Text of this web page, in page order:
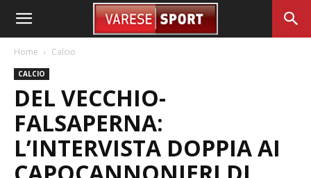
Home Calcio
CALCIO
DEL VECCHIO-
FALSAPERNA:
L’INTERVISTA DOPPIA AI